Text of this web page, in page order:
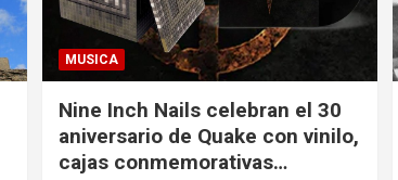
MUSICA
Nine Inch Nails celebran el 30
aniversario de Quake con vinilo,
cajas conmemorativas…